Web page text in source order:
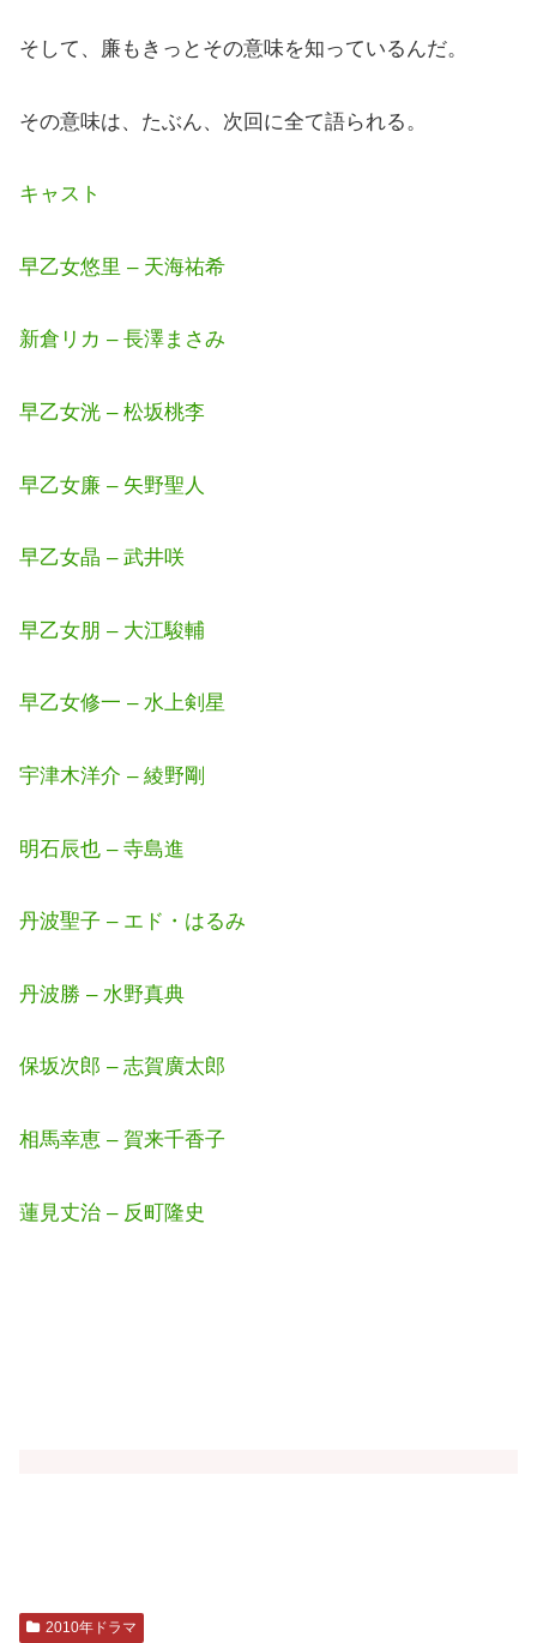
そして、廉もきっとその意味を知っているんだ。
その意味は、たぶん、次回に全て語られる。
キャスト
早乙女悠里 – 天海祐希
新倉リカ – 長澤まさみ
早乙女洸 – 松坂桃李
早乙女廉 – 矢野聖人
早乙女晶 – 武井咲
早乙女朋 – 大江駿輔
早乙女修一 – 水上剣星
宇津木洋介 – 綾野剛
明石辰也 – 寺島進
丹波聖子 – エド・はるみ
丹波勝 – 水野真典
保坂次郎 – 志賀廣太郎
相馬幸恵 – 賀来千香子
蓮見丈治 – 反町隆史
2010年ドラマ